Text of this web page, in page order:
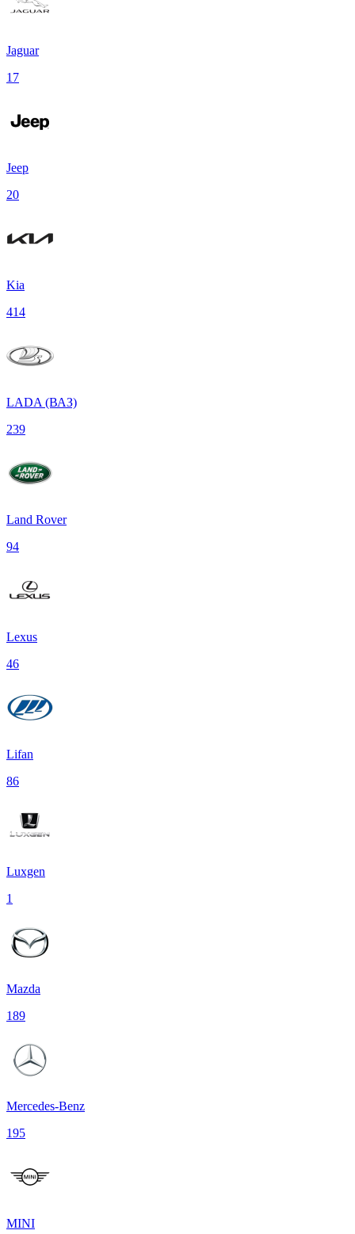
Jaguar
17
Jeep
20
Kia
414
LADA (ВАЗ)
239
Land Rover
94
Lexus
46
Lifan
86
Luxgen
1
Mazda
189
Mercedes-Benz
195
MINI